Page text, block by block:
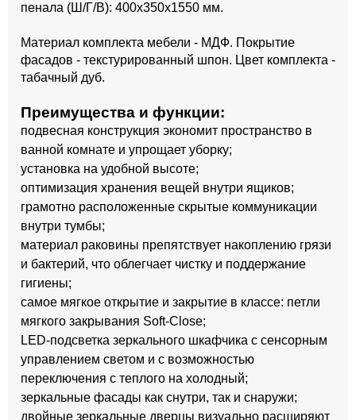
пенала (Ш/Г/В): 400x350x1550 мм.
Материал комплекта мебели - МДФ. Покрытие
фасадов - текстурированный шпон. Цвет комплекта -
табачный дуб.
Преимущества и функции:
подвесная конструкция экономит пространство в
ванной комнате и упрощает уборку;
установка на удобной высоте;
оптимизация хранения вещей внутри ящиков;
грамотно расположенные скрытые коммуникации
внутри тумбы;
материал раковины препятствует накоплению грязи
и бактерий, что облегчает чистку и поддержание
гигиены;
самое мягкое открытие и закрытие в классе: петли
мягкого закрывания Soft-Close;
LED-подсветка зеркального шкафчика с сенсорным
управлением светом и с возможностью
переключения с теплого на холодный;
зеркальные фасады как снутри, так и снаружи;
двойные зеркальные дверцы визуально расширяют